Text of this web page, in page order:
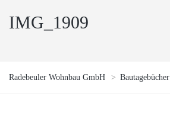
IMG_1909
Radebeuler Wohnbau GmbH > Bautagebücher